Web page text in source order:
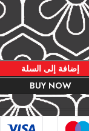
إضافة إلى السلة
BUY NOW